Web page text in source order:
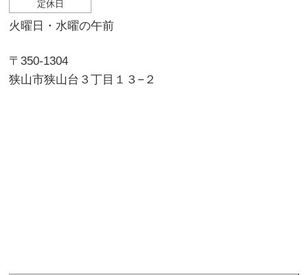
定休日
火曜日・水曜の午前
〒350-1304
狭山市狭山台３丁目１３−２